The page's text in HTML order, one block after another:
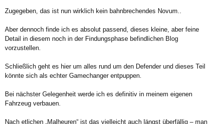
Zugegeben, das ist nun wirklich kein bahnbrechendes Novum..
Aber dennoch finde ich es absolut passend, dieses kleine, aber feine
Detail in diesem noch in der Findungsphase befindlichen Blog
vorzustellen.
Schließlich geht es hier um alles rund um den Defender und dieses Teil
könnte sich als echter Gamechanger entpuppen.
Bei nächster Gelegenheit werde ich es definitiv in meinem eigenen
Fahrzeug verbauen.
Nach etlichen „Malheuren“ ist das vielleicht auch längst überfällig – man